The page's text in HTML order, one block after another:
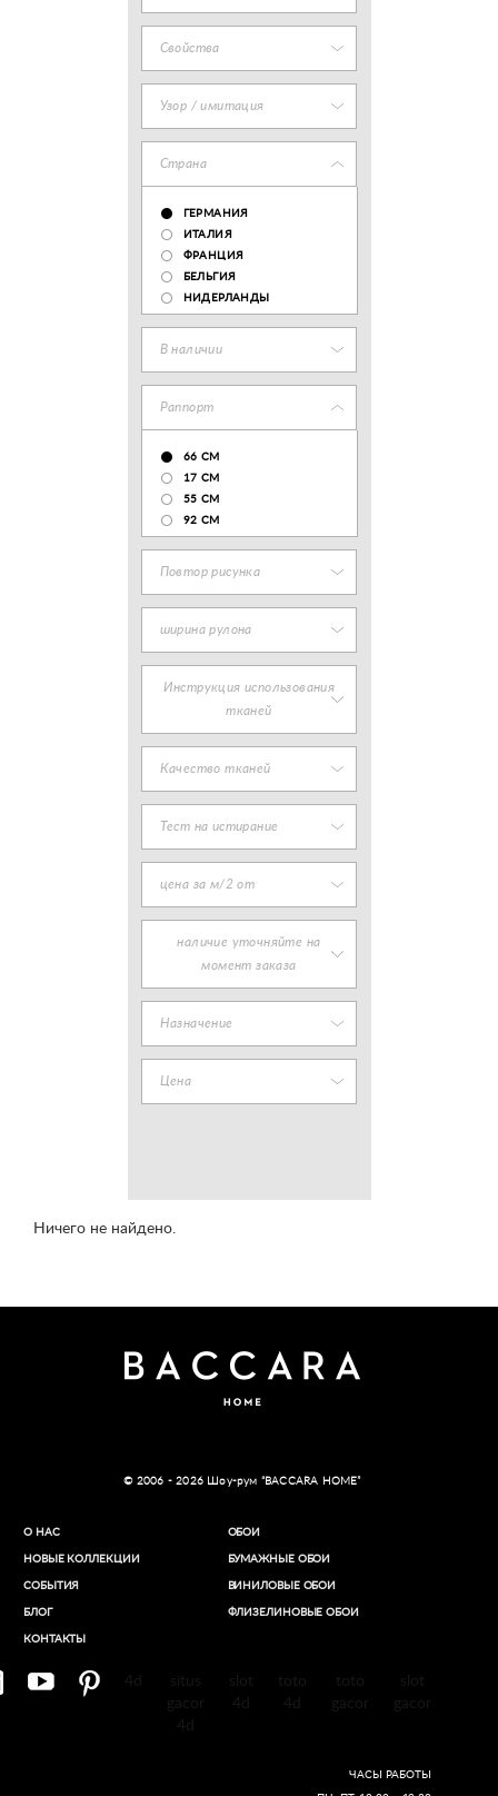
Свойства
Узор / имитация
Страна
ГЕРМАНИЯ
ИТАЛИЯ
ФРАНЦИЯ
БЕЛЬГИЯ
НИДЕРЛАНДЫ
В наличии
Раппорт
66 СМ
17 CM
55 СМ
92 СМ
Повтор рисунка
ширина рулона
Инструкция использования
тканей
Качество тканей
Тест на истирание
цена за м/2 от
наличие уточняйте на
момент заказа
Назначение
Цена
Ничего не найдено.
© 2006 - 2026 Шоу-рум “BACCARA HOME”
О НАС
НОВЫЕ КОЛЛЕКЦИИ
СОБЫТИЯ
БЛОГ
КОНТАКТЫ
ОБОИ
БУМАЖНЫЕ ОБОИ
ВИНИЛОВЫЕ ОБОИ​
ФЛИЗЕЛИНОВЫЕ ОБОИ
ЧАСЫ РАБОТЫ